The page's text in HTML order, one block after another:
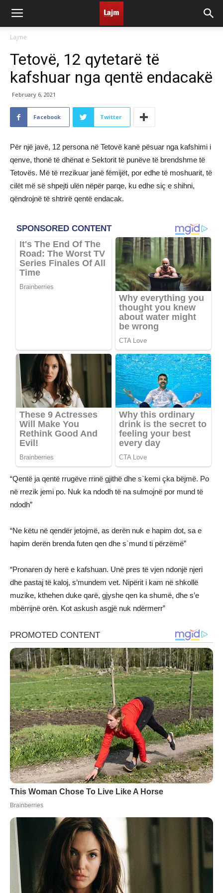
Lajme
Tetovë, 12 qytetarë të
kafshuar nga qentë endacakë
February 6, 2021
Facebook Twitter
Për një javë, 12 persona në Tetovë kanë pësuar nga kafshimi i
qenve, thonë të dhënat e Sektorit të punëve të brendshme të
Tetovës. Më të rrezikuar janë fëmijët, por edhe të moshuarit, të
cilët më së shpejti ulën nëpër parqe, ku edhe siç e shihni,
qëndrojnë të shtrirë qentë endacak.
“Qentë ja qentë rrugëve rrinë gjithë dhe s`kemi çka bëjmë. Po
në rrezik jemi po. Nuk ka ndodh të na sulmojnë por mund të
ndodh”
“Ne këtu në qendër jetojmë, as derën nuk e hapim dot, sa e
hapim derën brenda futen qen dhe s`mund ti përzëmë”
“Pronaren dy herë e kafshuan. Unë pres të vjen ndonjë njeri
dhe pastaj të kaloj, s’mundem vet. Nipërit i kam në shkollë
muzike, kthehen duke qarë, gjyshe qen ka shumë, dhe s’e
mbërrijnë orën. Kot askush asgjë nuk ndërmerr”